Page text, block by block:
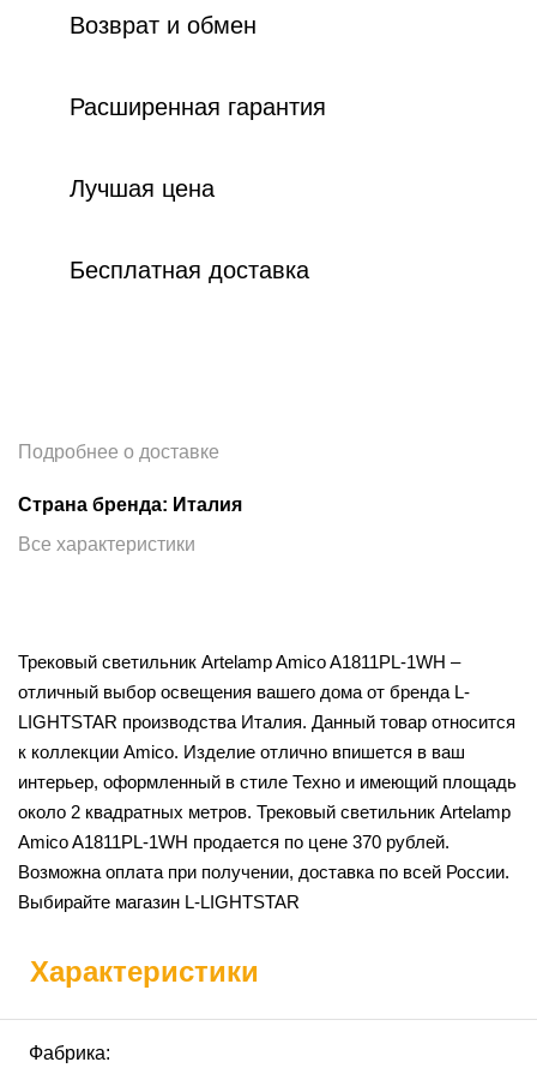
Возврат и обмен
Расширенная гарантия
Лучшая цена
Бесплатная доставка
Подробнее о доставке
Страна бренда: Италия
Все характеристики
Трековый светильник Artelamp Amico A1811PL-1WH –
отличный выбор освещения вашего дома от бренда L-
LIGHTSTAR производства Италия. Данный товар относится
к коллекции Amico. Изделие отлично впишется в ваш
интерьер, оформленный в стиле Техно и имеющий площадь
около 2 квадратных метров. Трековый светильник Artelamp
Amico A1811PL-1WH продается по цене 370 рублей.
Возможна оплата при получении, доставка по всей России.
Выбирайте магазин L-LIGHTSTAR
Характеристики
Фабрика: